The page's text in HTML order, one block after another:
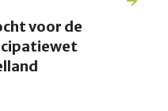
voor de